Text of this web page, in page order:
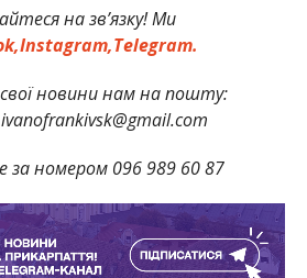
на зв’язку! Ми
Instagram,Telegram.
новини нам на пошту:
за номером 096 989 60 87